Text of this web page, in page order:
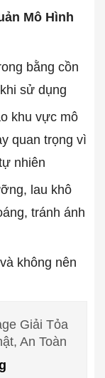
Mô Hình
bằng cồn
sử dụng
khu vực mô
quan trọng vì
nhiên
lau khô
tránh ánh
không nên
Giải Tỏa
An Toàn